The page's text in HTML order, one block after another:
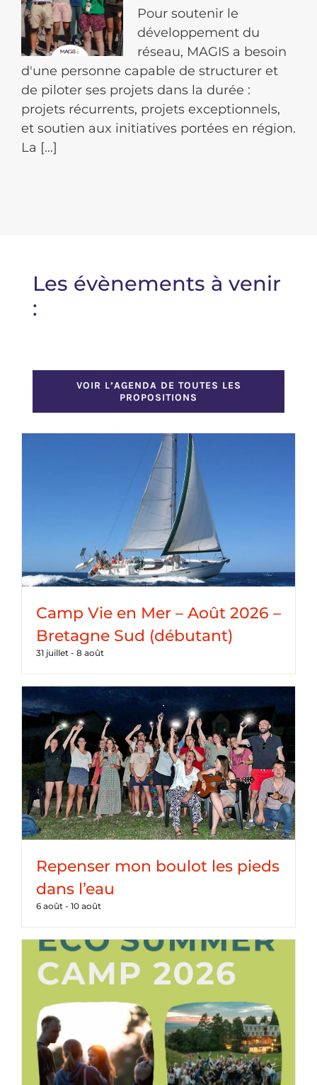
Pour soutenir le
développement du
réseau, MAGIS a besoin
d'une personne capable de structurer et
de piloter ses projets dans la durée :
projets récurrents, projets exceptionnels,
et soutien aux initiatives portées en région.
La [...]
Les évènements à venir
:
VOIR L’AGENDA DE TOUTES LES
PROPOSITIONS
Camp Vie en Mer – Août 2026 –
Bretagne Sud (débutant)
31 juillet - 8 août
Repenser mon boulot les pieds
dans l’eau
6 août - 10 août